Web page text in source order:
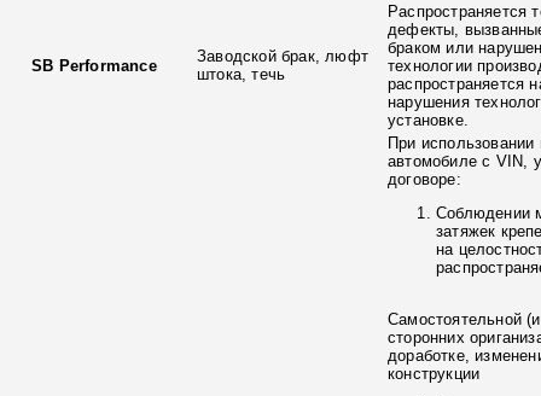
SB Performance
Заводской брак, люфт
штока, течь
Распространяется
дефекты,
браком или
технологии
распространяется
нарушения
установке.
При использовании
автомобиле с VIN,
договоре:
Соблюдении
затяжек
на
Самостоятельной
сторонних
доработке,
конструкции